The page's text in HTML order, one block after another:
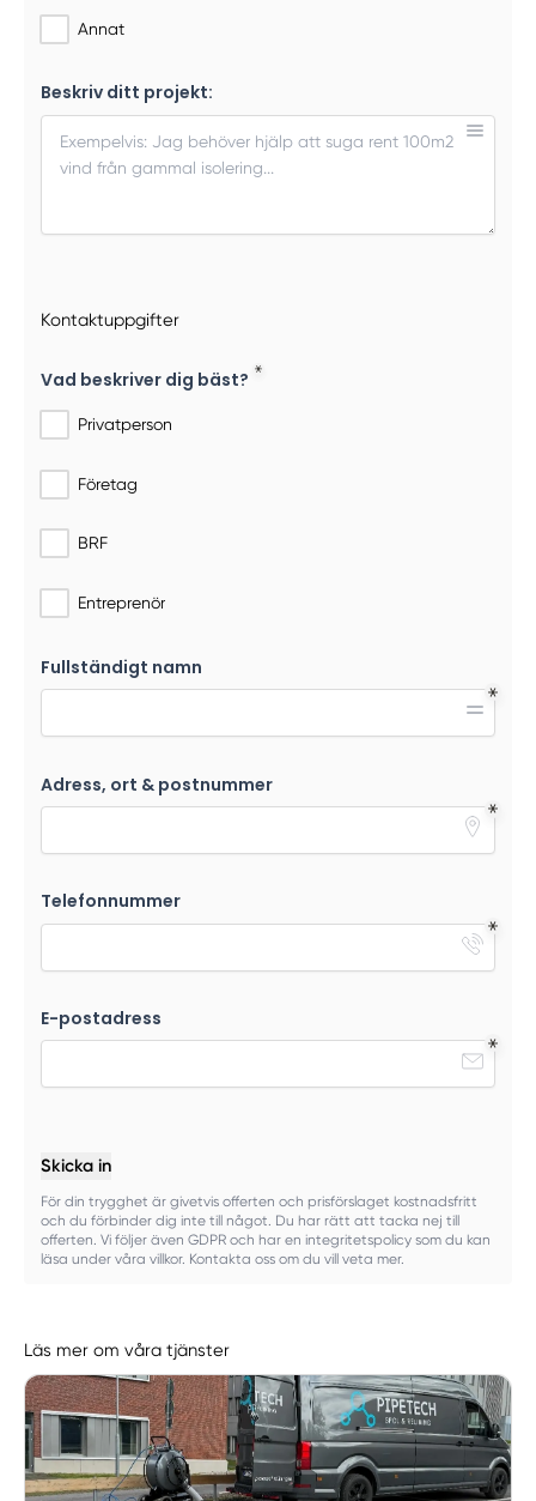
Annat
Beskriv ditt projekt:
Kontaktuppgifter
Vad beskriver dig bäst?
Privatperson
Företag
BRF
Entreprenör
Fullständigt namn
Adress, ort & postnummer
Telefonnummer
E-postadress
Skicka in
För din trygghet är givetvis offerten och prisförslaget kostnadsfritt
och du förbinder dig inte till något. Du har rätt att tacka nej till
offerten. Vi följer även GDPR och har en integritetspolicy som du kan
läsa under våra villkor. Kontakta oss om du vill veta mer.
Läs mer om våra tjänster